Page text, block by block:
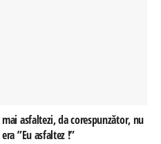
asfaltezi, da corespunzător, nu
”Eu asfaltez !”